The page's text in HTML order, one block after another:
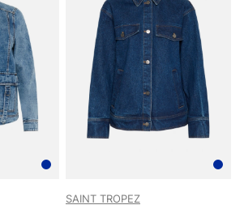
SAINT TROPEZ